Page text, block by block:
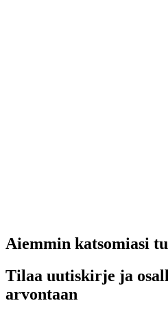
Aiemmin katsomiasi
Tilaa uutiskirje ja
arvontaan